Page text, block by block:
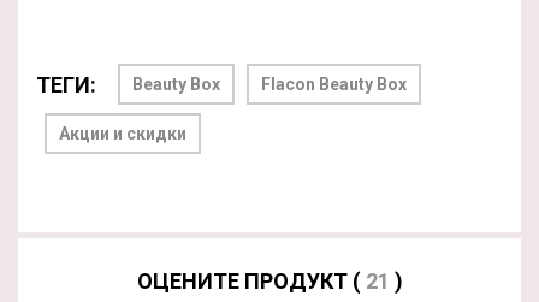
ТЕГИ: Beauty Box Flacon Beauty Box
Акции и скидки
ОЦЕНИТЕ ПРОДУКТ ( 21 )